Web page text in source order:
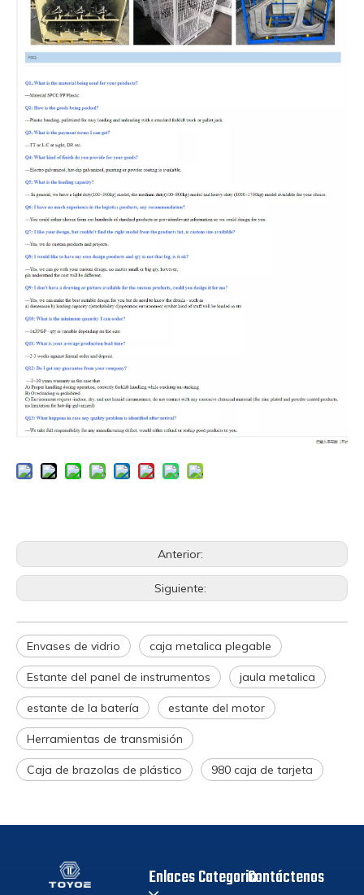
Anterior:
Siguiente:
Envases de vidrio caja metalica plegable
Estante del panel de instrumentos jaula metalica
estante de la batería estante del motor
Herramientas de transmisión
Caja de brazolas de plástico 980 caja de tarjeta
EnlacesCategoriaContáctenos